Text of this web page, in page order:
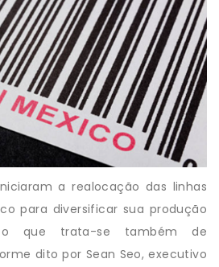
a realocação das linhas
para diversificar sua produção
que trata-se também de
dito por Sean Seo, executivo